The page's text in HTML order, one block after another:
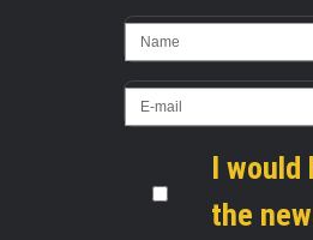
I would
the